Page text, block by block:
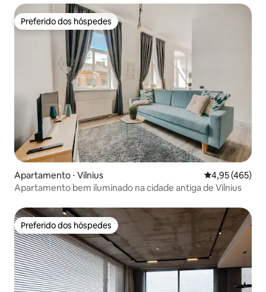
Preferido dos hóspedes
Preferido dos hóspedes
Apartamento ⋅ Vilnius 4,95 de uma
4,95 (465)
Apartamento bem iluminado na cidade antiga de Vilnius
Preferido dos hóspedes
Preferido dos hóspedes